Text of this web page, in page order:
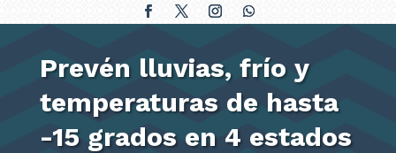
Prevén lluvias, frío y
temperaturas de hasta
-15 grados en 4 estados